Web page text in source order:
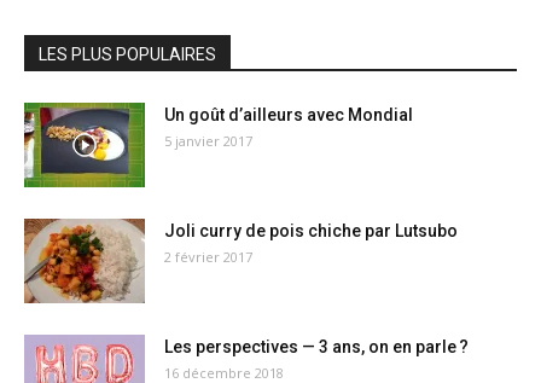
LES PLUS POPULAIRES
Un goût d’ailleurs avec Mondial
5 janvier 2017
Joli curry de pois chiche par Lutsubo
2 février 2017
Les perspectives — 3 ans, on en parle ?
16 décembre 2018